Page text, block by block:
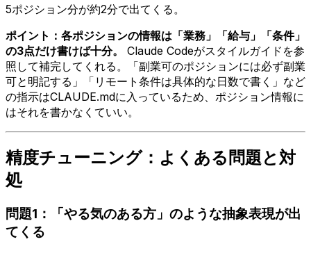
5ポジション分が約2分で出てくる。
ポイント：各ポジションの情報は「業務」「給与」「条件」
の3点だけ書けば十分。
Claude Codeがスタイルガイドを参
照して補完してくれる。「副業可のポジションには必ず副業
可と明記する」「リモート条件は具体的な日数で書く」など
の指示はCLAUDE.mdに入っているため、ポジション情報に
はそれを書かなくていい。
精度チューニング：よくある問題と対
処
問題1：「やる気のある方」のような抽象表現が出
てくる